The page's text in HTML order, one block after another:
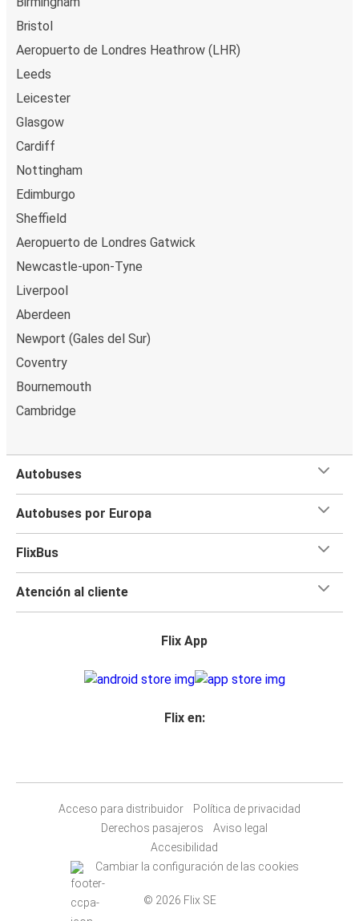
Bristol
Aeropuerto de Londres Heathrow (LHR)
Leeds
Leicester
Glasgow
Cardiff
Nottingham
Edimburgo
Sheffield
Aeropuerto de Londres Gatwick
Newcastle-upon-Tyne
Liverpool
Aberdeen
Newport (Gales del Sur)
Coventry
Bournemouth
Cambridge
Autobuses
Autobuses por Europa
FlixBus
Atención al cliente
Flix App
Flix en:
Acceso para distribuidor
Política de privacidad
Derechos pasajeros
Aviso legal
Accesibilidad
Cambiar la configuración de las cookies
© 2026 Flix SE